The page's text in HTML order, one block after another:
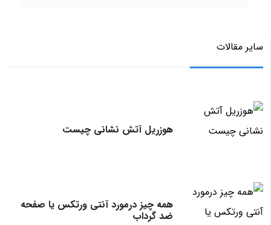
سایر مقالات
هوزریل آتش نشانی چیست
همه چیز درمورد آنتی ورتکس یا صفحه
ضد گرداب